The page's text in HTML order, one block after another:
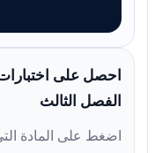
احصل على اختبارات
الفصل الثالث
اضغط على المادة